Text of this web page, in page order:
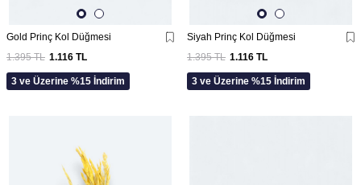
Gold Prinç Kol Düğmesi
1.395TL 1.116 TL
3 ve Üzerine %15 İndirim
Siyah Prinç Kol Düğmesi
1.395TL 1.116 TL
3 ve Üzerine %15 İndirim